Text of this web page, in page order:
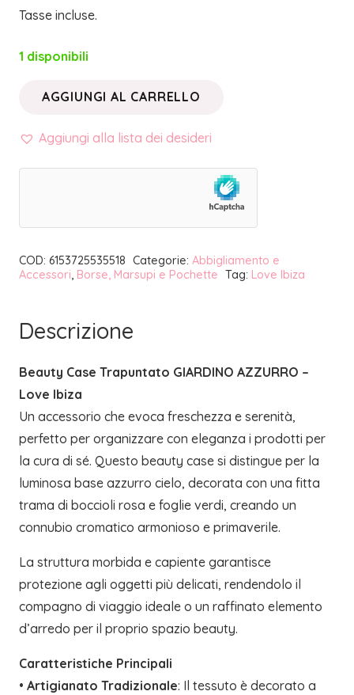
Tasse incluse.
1 disponibili
CASE
GIARDINO
IBIZA
AGGIUNGI AL CARRELLO
Aggiungi alla lista dei desideri
COD: 6153725535518 Categorie: Abbigliamento e
Accessori, Borse, Marsupi e Pochette Tag: Love Ibiza
Descrizione
Beauty Case Trapuntato GIARDINO AZZURRO –
Love Ibiza
Un accessorio che evoca freschezza e serenità,
perfetto per organizzare con eleganza i prodotti per
la cura di sé. Questo beauty case si distingue per la
luminosa base azzurro cielo, decorata con una fitta
trama di boccioli rosa e foglie verdi, creando un
connubio cromatico armonioso e primaverile.
La struttura morbida e capiente garantisce
protezione agli oggetti più delicati, rendendolo il
compagno di viaggio ideale o un raffinato elemento
d’arredo per il proprio spazio beauty.
Caratteristiche Principali
• Artigianato Tradizionale: Il tessuto è decorato a